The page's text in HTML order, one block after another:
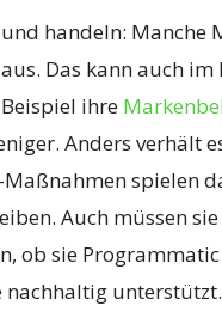
handeln: Manche
Das kann auch im
ihre
Anders verhält
spielen
Auch müssen
ob sie
nachhaltig unterstützt.